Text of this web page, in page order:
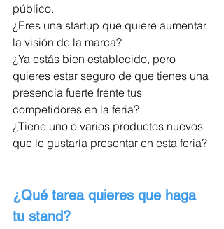
público.
¿Eres una startup que quiere aumentar
la visión de la marca?
¿Ya estás bien establecido, pero
quieres estar seguro de que tienes una
presencia fuerte frente tus
competidores en la feria?
¿Tiene uno o varios productos nuevos
que le gustaría presentar en esta feria?
¿Qué tarea quieres que haga
tu stand?